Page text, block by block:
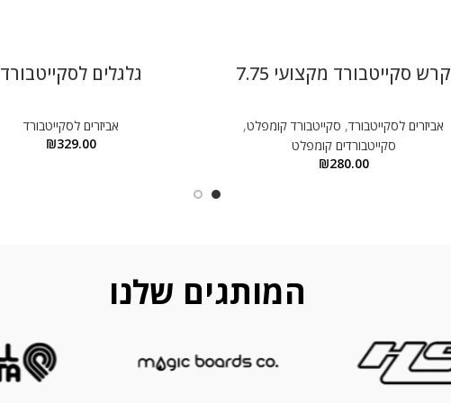
קרש סקייטבורד מקצועי 7.75
אביזרים לסקייטבורד, סקייטבורד קומפלט,
סקייטבורדים קומפלט
₪280.00
גלגלים לסקייטבורד
אביזרים לסקייטבורד
₪329.00
המותגים שלנו